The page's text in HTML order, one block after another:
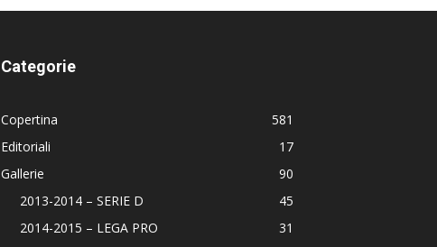
Categorie
Copertina
581
Editoriali
17
Gallerie
90
2013-2014 – SERIE D
45
2014-2015 – LEGA PRO
31